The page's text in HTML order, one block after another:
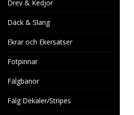
Drev & Kedjor
Däck & Slang
Ekrar och Ekersatser
Fotpinnar
Fälgbanor
Fälg Dekaler/Stripes